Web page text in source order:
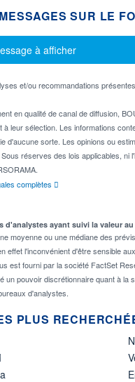
SUR LE
d'information
à afficher
et/ou recommandations
en qualité de canal de diffusion,
à leur sélection. Les informations
d'aucune sorte. Les opinions ou
réserves des lois applicables,
complètes
d'analystes ayant suivi la valeur
moyenne ou une médiane des
effet l'inconvénient d'être sensible
est fourni par la société FactSet
un pouvoir discrétionnaire quant à
d'analystes.
PLUS